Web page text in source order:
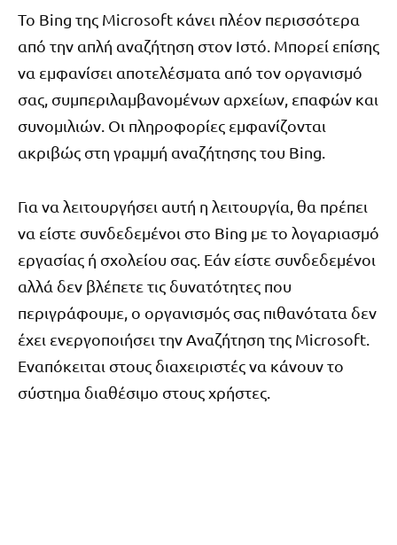
Το Bing της Microsoft κάνει πλέον περισσότερα
από την απλή αναζήτηση στον Ιστό. Μπορεί επίσης
να εμφανίσει αποτελέσματα από τον οργανισμό
σας, συμπεριλαμβανομένων αρχείων, επαφών και
συνομιλιών. Οι πληροφορίες εμφανίζονται
ακριβώς στη γραμμή αναζήτησης του Bing.
Για να λειτουργήσει αυτή η λειτουργία, θα πρέπει
να είστε συνδεδεμένοι στο Bing με το λογαριασμό
εργασίας ή σχολείου σας. Εάν είστε συνδεδεμένοι
αλλά δεν βλέπετε τις δυνατότητες που
περιγράφουμε, ο οργανισμός σας πιθανότατα δεν
έχει ενεργοποιήσει την Αναζήτηση της Microsoft.
Εναπόκειται στους διαχειριστές να κάνουν το
σύστημα διαθέσιμο στους χρήστες.